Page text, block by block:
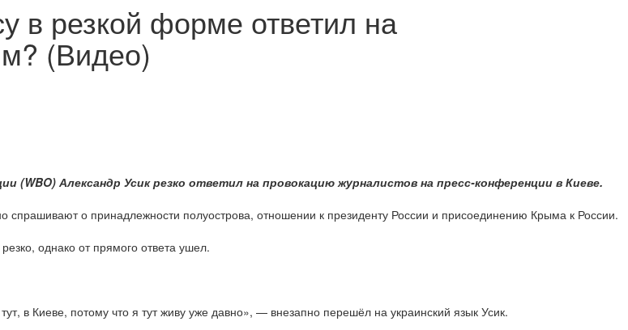
в резкой форме ответил на
(Видео)
(WBO) Александр Усик резко ответил на провокацию журналистов на пресс-конференции в Киеве.
о принадлежности полуострова, отношении к президенту России и присоединению Крыма к России.
однако от прямого ответа ушел.
в Киеве, потому что я тут живу уже давно», — внезапно перешёл на украинский язык Усик.